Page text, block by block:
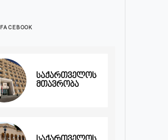
FACEBOOK
საქართველოს
მთავრობა